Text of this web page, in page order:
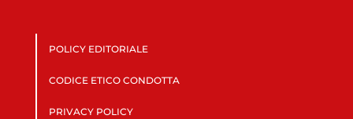
POLICY EDITORIALE
CODICE ETICO CONDOTTA
PRIVACY POLICY